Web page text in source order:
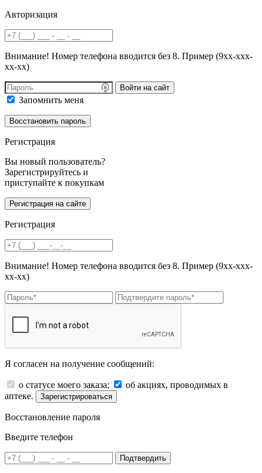
Авторизация
Внимание! Номер телефона вводится без 8. Пример (9хх-ххх-
хх-хх)
Войти на сайт
Запомнить меня
Регистрация
Вы новый пользователь?
Зарегистрируйтесь и
приступайте к покупкам
Регистрация
Внимание! Номер телефона вводится без 8. Пример (9хх-ххх-
хх-хх)
Я согласен на получение сообщений:
о статусе моего заказа;
об акциях, проводимых в
аптеке.
Зарегистрироваться
Восстановление пароля
Введите телефон
Подтвердить